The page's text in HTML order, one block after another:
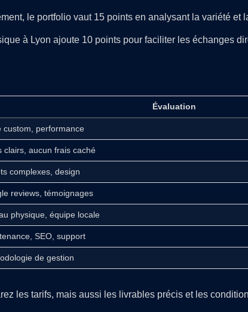
le portfolio vaut 15 points en analysant la variété et
à Lyon ajoute 10 points pour faciliter les échanges
Évaluation
custom, performance
clairs, aucun frais caché
complexes, design
reviews, témoignages
physique, équipe locale
SEO, support
de gestion
les tarifs, mais aussi les livrables précis et les